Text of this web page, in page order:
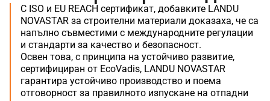
С ISO и EU REACH сертификат, добавките LANDU
NOVASTAR за строителни материали доказаха, че са
напълно съвместими с международните регулации
и стандарти за качество и безопасност.
Освен това, с принципа на устойчиво развитие,
сертифициран от EcoVadis, LANDU NOVASTAR
гарантира устойчиво производство и поема
отговорност за правилното изпускане на отпадни